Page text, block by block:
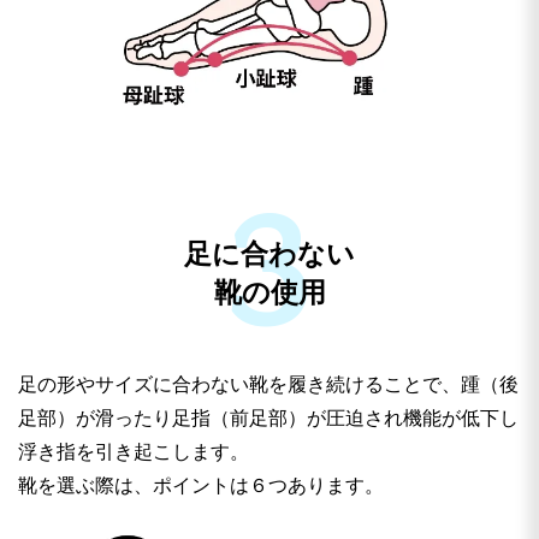
足に合わない
靴の使用
足の形やサイズに合わない靴を履き続けることで、踵（後
足部）が滑ったり足指（前足部）が圧迫され機能が低下し
浮き指を引き起こします。
靴を選ぶ際は、ポイントは６つあります。